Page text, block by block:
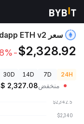
أسعار العملات الرقمية
سعر Instadapp ETH v2
$2,328.92
-0.08%
24H
7D
14D
30D
منخفض $ 2,327.08